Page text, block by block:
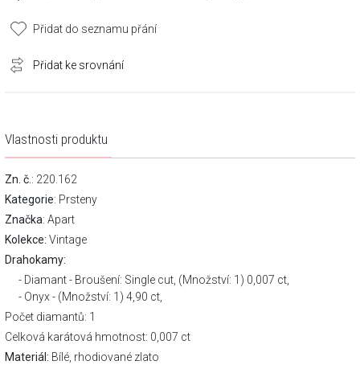
Přidat do seznamu přání
Přidat ke srovnání
Vlastnosti produktu
Zn. č. : 220.162
Kategorie: Prsteny
Značka: Apart
Kolekce: Vintage
Drahokamy:
Diamant - Broušení: Single cut, (Množství: 1) 0,007 ct,
Onyx - (Množství: 1) 4,90 ct,
Počet diamantů: 1
Celková karátová hmotnost: 0,007 ct
Materiál: Bílé, rhodiované zlato